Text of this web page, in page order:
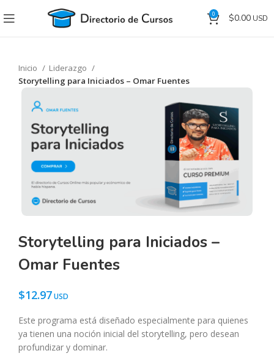
0 $0.00
Inicio
Liderazgo
Storytelling para Iniciados – Omar Fuentes
Storytelling para Iniciados –
Omar Fuentes
$12.97
Este programa está diseñado especialmente para quienes
ya tienen una noción inicial del storytelling, pero desean
profundizar y dominar.